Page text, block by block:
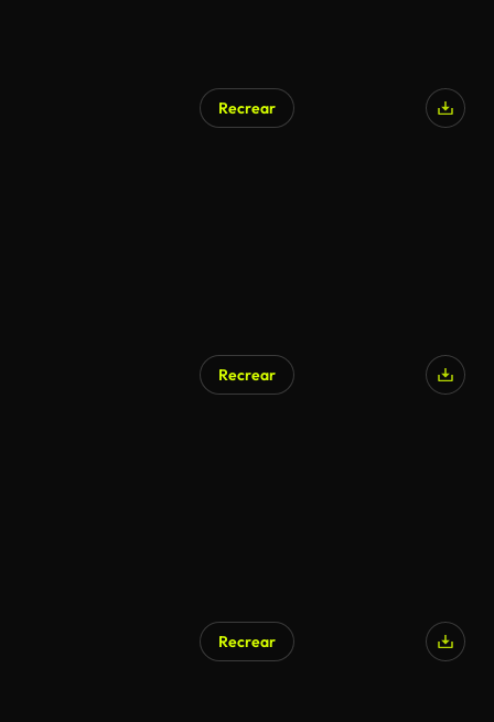
Recrear
Recrear
Recrear